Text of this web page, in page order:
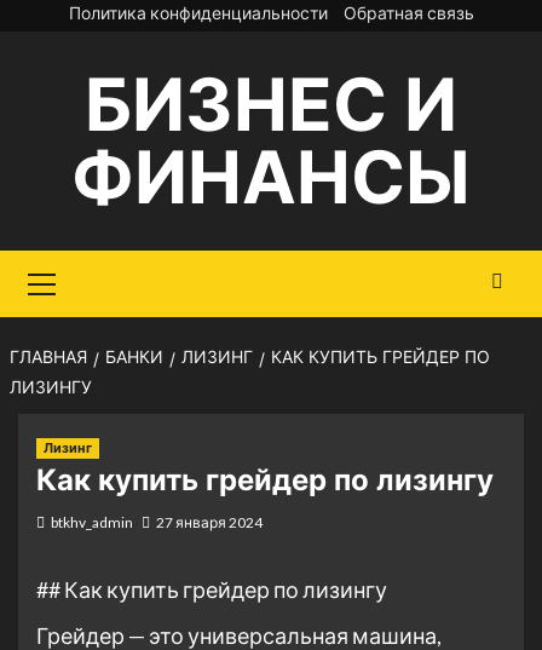
Перейти
содержимому
Политика конфиденциальности Обратная связь
БИЗНЕС И
ФИНАНСЫ
меню
ГЛАВНАЯ БАНКИ ЛИЗИНГ
КАК КУПИТЬ ГРЕЙДЕР ПО
ЛИЗИНГУ
Лизинг
Как купить грейдер по лизингу
btkhv_admin 27 января 2024
## Как купить грейдер по лизингу
Грейдер — это универсальная машина,